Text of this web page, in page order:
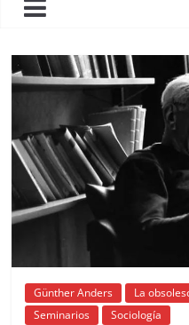
Günther Anders
La
Seminarios
Sociología